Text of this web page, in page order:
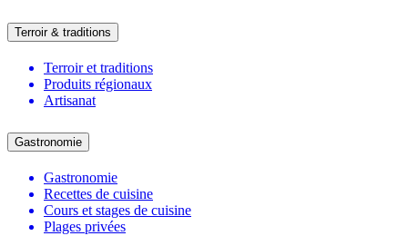
Terroir & traditions
Terroir et traditions
Produits régionaux
Artisanat
Gastronomie
Gastronomie
Recettes de cuisine
Cours et stages de cuisine
Plages privées